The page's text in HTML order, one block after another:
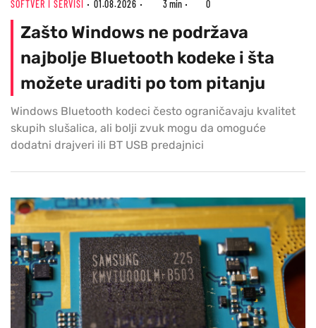
SOFTVER I SERVISI 01.08.2026 3 min 0
Zašto Windows ne podržava
najbolje Bluetooth kodeke i šta
možete uraditi po tom pitanju
Windows Bluetooth kodeci često ograničavaju kvalitet
skupih slušalica, ali bolji zvuk mogu da omoguće
dodatni drajveri ili BT USB predajnici